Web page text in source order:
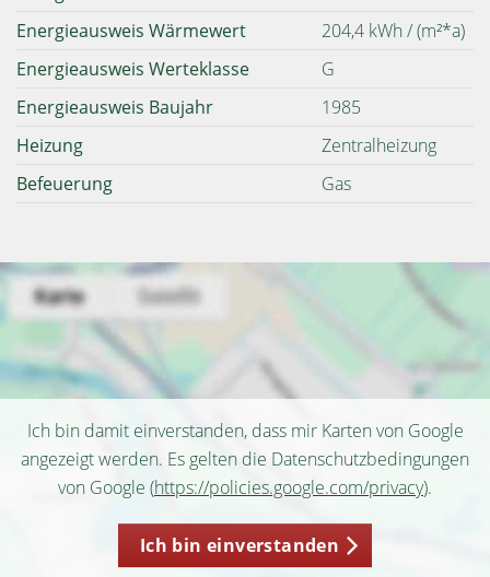
Energieausweis Wärmewert
204,4 kWh / (m²*a)
Energieausweis Werteklasse
G
Energieausweis Baujahr
1985
Heizung
Zentralheizung
Befeuerung
Gas
Ich bin damit einverstanden, dass mir Karten von Google
angezeigt werden. Es gelten die Datenschutzbedingungen
von Google (https://policies.google.com/privacy).
Ich bin einverstanden